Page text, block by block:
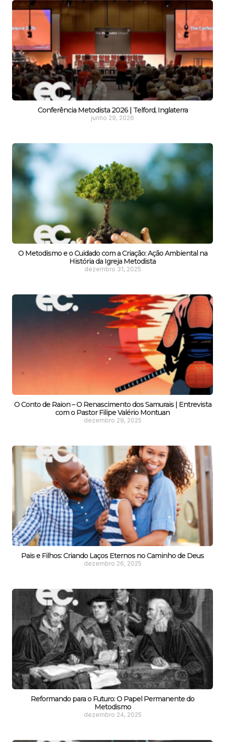
Conferência Metodista 2026 | Telford, Inglaterra
junho 29, 2026
O Metodismo e o Cuidado com a Criação: Ação Ambiental na
História da Igreja Metodista
dezembro 31, 2025
O Conto de Raion – O Renascimento dos Samurais | Entrevista
com o Pastor Filipe Valério Montuan
dezembro 29, 2025
Pais e Filhos: Criando Laços Eternos no Caminho de Deus
dezembro 26, 2025
Reformando para o Futuro: O Papel Permanente do
Metodismo
dezembro 24, 2025